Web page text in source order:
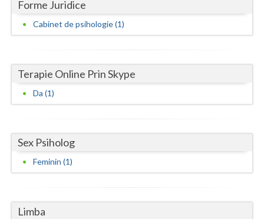
Ialomita
Iasi
Maramures
Mehedinti
Neamt
Olt
Prahova
Forme Juridice
Cabinet de psihologie (1)
Terapie Online Prin Skype
Da (1)
Sex Psiholog
Feminin (1)
Limba